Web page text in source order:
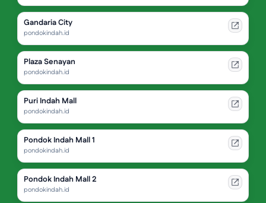
Gandaria City
pondokindah.id
Plaza Senayan
pondokindah.id
Puri Indah Mall
pondokindah.id
Pondok Indah Mall 1
pondokindah.id
Pondok Indah Mall 2
pondokindah.id